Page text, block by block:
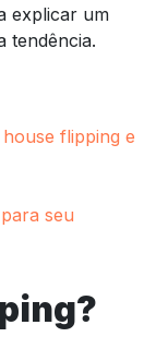
explicar um
tendência.
flipping e
seu